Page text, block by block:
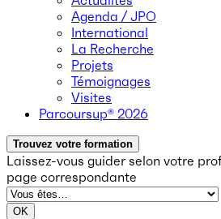
Agenda / JPO
International
La Recherche
Projets
Témoignages
Visites
Parcoursup® 2026
Trouvez votre formation
Laissez-vous guider selon votre
page correspondante
OK